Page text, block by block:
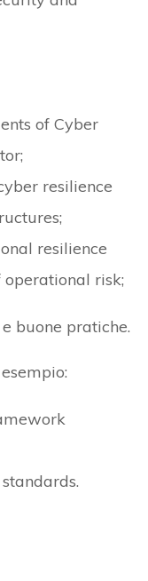
of Cyber
resilience
resilience
risk;
buone pratiche.